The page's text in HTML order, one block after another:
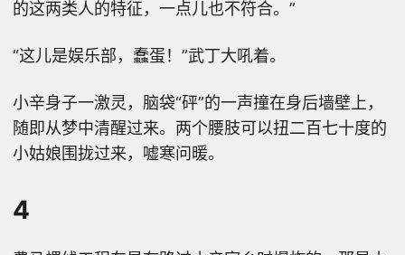
的这两类人的特征，一点儿也不符合。”
“这儿是娱乐部，蠢蛋！”武丁大吼着。
小辛身子一激灵，脑袋“砰”的一声撞在身后墙壁上，
随即从梦中清醒过来。两个腰肢可以扭二百七十度的
小姑娘围拢过来，嘘寒问暖。
4